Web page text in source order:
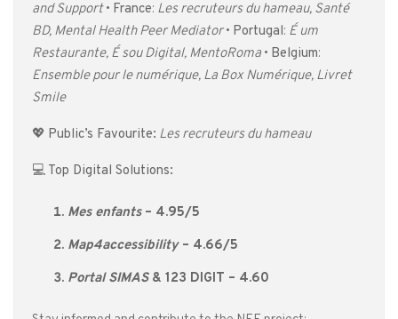
and Support• France: Les recruteurs du hameau, Santé
BD, Mental Health Peer Mediator• Portugal: É um
Restaurante, É sou Digital, MentoRoma • Belgium:
Ensemble pour le numérique, La Box Numérique, Livret
Smile
💖 Public’s Favourite: Les recruteurs du hameau
💻 Top Digital Solutions:
Mes enfants – 4.95/5
Map4accessibility– 4.66/5
Portal SIMAS& 123 DIGIT – 4.60